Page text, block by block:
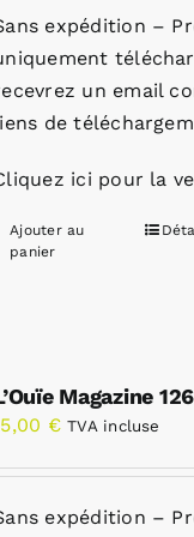
expédition –
un email
de
ici pour la
Ajouter au
panier
Magazine
€ TVA incluse
expédition –